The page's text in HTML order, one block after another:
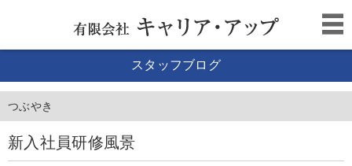
スタッフブログ
つぶやき
新入社員研修風景